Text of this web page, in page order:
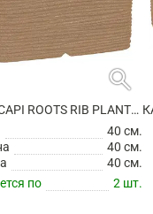
search
КАШПО CAPI ROOTS RIB PLANTER SQUARE BEIGE
40 см.
40 см.
40 см.
по
2 шт.